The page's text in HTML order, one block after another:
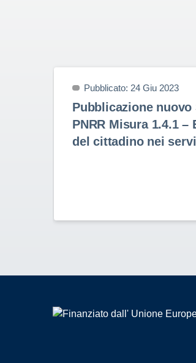
Pubblicato: 24 Giu 2023
Pubblicazione nuovo
PNRR Misura 1.4.1 –
del cittadino nei